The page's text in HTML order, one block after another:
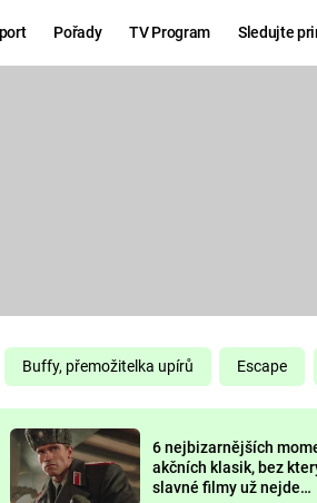
Pořady TV Program Sledujte
DELIVERANCE
Buffy, přemožitelka upírů Escape
6 nejbizarnějších
akčních klasik, bez
slavné filmy už nejde